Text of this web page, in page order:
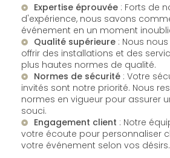
Expertise éprouvée : Forts de
d'expérience, nous savons
événement en un moment
Qualité supérieure : Nous
offrir des installations et des
plus hautes normes de qualité.
Normes de sécurité : Votre
invités sont notre priorité. Nous
normes en vigueur pour assurer
souci.
Engagement client : Notre
votre écoute pour personnaliser
votre événement selon vos désirs.